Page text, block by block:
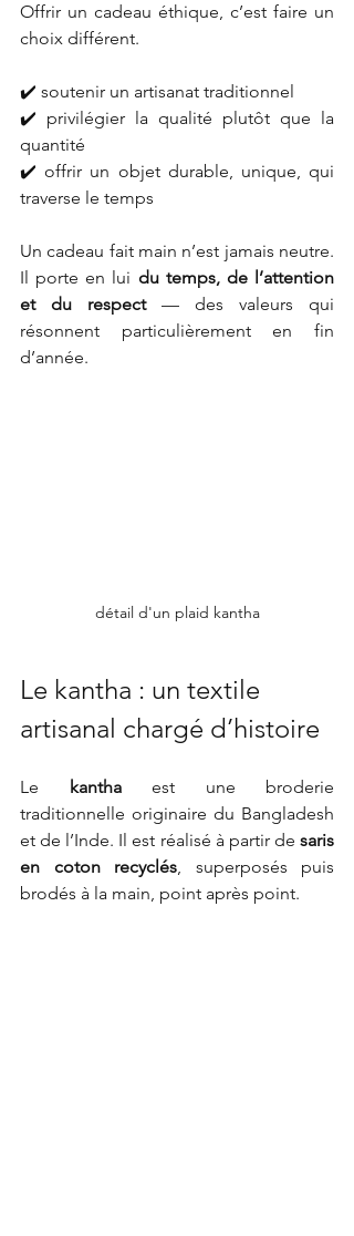
Offrir un cadeau éthique, c’est faire un
choix différent.
✔️ soutenir un artisanat traditionnel
✔️ privilégier la qualité plutôt que la
quantité
✔️ offrir un objet durable, unique, qui
traverse le temps
Un cadeau fait main n’est jamais neutre.
Il porte en lui du temps, de l’attention
et du respect — des valeurs qui
résonnent particulièrement en fin
d’année.
détail d'un plaid kantha
Le kantha : un textile
artisanal chargé d’histoire
Le kantha est une broderie
traditionnelle originaire du Bangladesh
et de l’Inde. Il est réalisé à partir de saris
en coton recyclés , superposés puis
brodés à la main, point après point.